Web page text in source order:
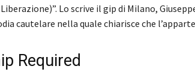
Lo scrive il gip di Milano,
cautelare nella quale chiarisce che
Required